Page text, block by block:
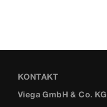
KONTAKT
Viega GmbH & Co. KG